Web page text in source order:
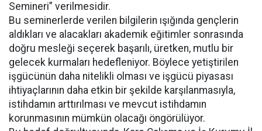
Semineri” verilmesidir.
Bu seminerlerde verilen bilgilerin ışığında gençlerin
aldıkları ve alacakları akademik eğitimler sonrasında
doğru mesleği seçerek başarılı, üretken, mutlu bir
gelecek kurmaları hedefleniyor. Böylece yetiştirilen
işgücünün daha nitelikli olması ve işgücü piyasası
ihtiyaçlarının daha etkin bir şekilde karşılanmasıyla,
istihdamın arttırılması ve mevcut istihdamın
korunmasının mümkün olacağı öngörülüyor.